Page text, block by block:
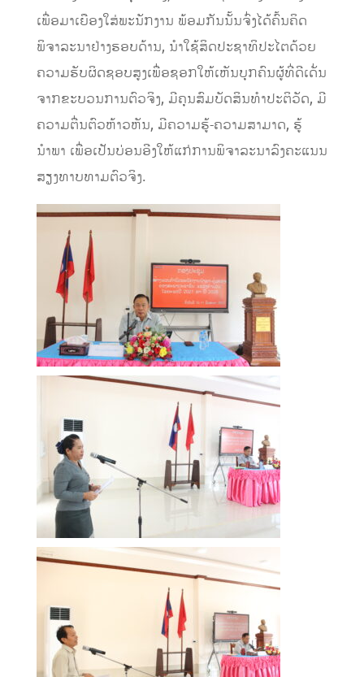
ເພື່ອມາເຍືອງໃສ່ພະນັກງານ ພ້ອມກັນນັ້ນຈົ່ງໄດ້ຄົ້ນຄິດ
ພິຈາລະນາຢ່າງຮອບດ້ານ, ນໍາ​ໃຊ້​ສິດ​ປະຊາທິປະ​ໄຕດ້ວຍ
ຄວາມຮັບຜິດຊອບສູງເພື່ອຊອກໃຫ້ເຫັນບຸກຄົນຜູ້ທີ່ດີເດັ່ນ
ຈາກຂະບວນການຕົວຈິງ, ມີຄຸນສົມບັດສິນທຳປະຕິວັດ, ມີ​
ຄວາມ​ຕື່ນ​ຕົວ​ຫ້າວຫັນ, ມີ​ຄວາມ​ຮູ້-ຄວາມ​ສາມາດ, ຮູ້
ນຳພາ ເພື່ອເປັນ​ບ່ອນ​ອີງ​ໃຫ້​ແກ່​ການ​ພິຈາລະນາ​ລົງ​ຄະ​ແນນ​
ສຽງທາບທາມຕົວຈິງ.